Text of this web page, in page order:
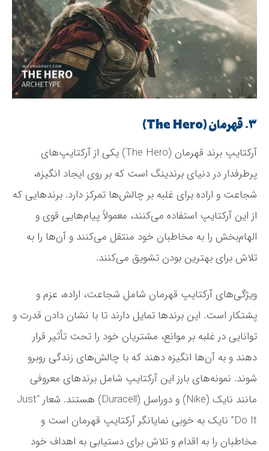
۳. قهرمان (The Hero)
آرکتایپ برند قهرمان (The Hero) یکی از آرکتایپ‌های
پرطرفدار در دنیای برندینگ است که بر روی ایجاد انگیزه،
شجاعت و اراده برای غلبه بر چالش‌ها تمرکز دارد. برندهایی که
از این آرکتایپ استفاده می‌کنند، معمولاً پیام‌هایی قوی و
الهام‌بخش را به مخاطبان خود منتقل می‌کنند و آن‌ها را به
تلاش برای بهترین بودن تشویق می‌کنند.
ویژگی‌های آرکتایپ قهرمان شامل شجاعت، اراده، عزم و
پشتکار است. این برندها تمایل دارند تا با نشان دادن قدرت و
توانایی در غلبه بر موانع، مشتریان خود را تحت تأثیر قرار
دهند و به آن‌ها انگیزه دهند که با چالش‌های زندگی روبرو
شوند. نمونه‌های بارز این آرکتایپ شامل برندهای معروفی
مانند نایک (Nike) و دوراسل (Duracell) هستند. شعار “Just
Do It” نایک به خوبی نمایانگر آرکتایپ قهرمان است و
مخاطبان را به اقدام و تلاش برای دستیابی به اهداف خود